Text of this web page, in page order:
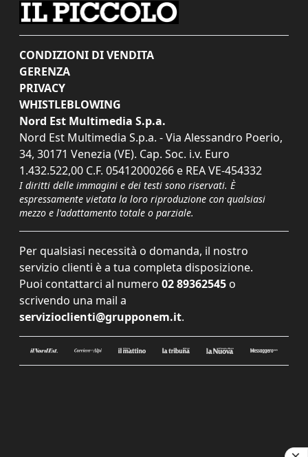
CONDIZIONI DI VENDITA
GERENZA
PRIVACY
WHISTLEBLOWING
Nord Est Multimedia S.p.a.
Nord Est Multimedia S.p.a. - Via Alessandro Poerio,
34, 30171 Venezia (VE). Cap. Soc. i.v. Euro
1.432.522,00 C.F. 05412000266 e REA VE-454332
I diritti delle immagini e dei testi sono riservati. È
espressamente vietata la loro riproduzione con qualsiasi
mezzo e l'adattamento totale o parziale.
Per qualsiasi necessità o domanda, il nostro
servizio clienti è a tua completa disposizione.
Puoi contattarci al numero 02 89362545 o
scrivendo una mail a
servizioclienti@grupponem.it.